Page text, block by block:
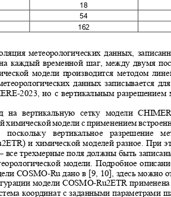
18
54
162
метеорологических данных,
каждый временной шаг, между двумя
модели производится методом
данных записывается
2023, но с вертикальным
на вертикальную сетку модели
химической модели с применением
поскольку вертикальное разрешение
) и химической моделей разное. При
все трехмерные поля должны быть
модели. Подробное
COSMO-Ru дано в [9, 10], здесь можно
модели COSMO-Ru2ETR
координат с заданными параметрами